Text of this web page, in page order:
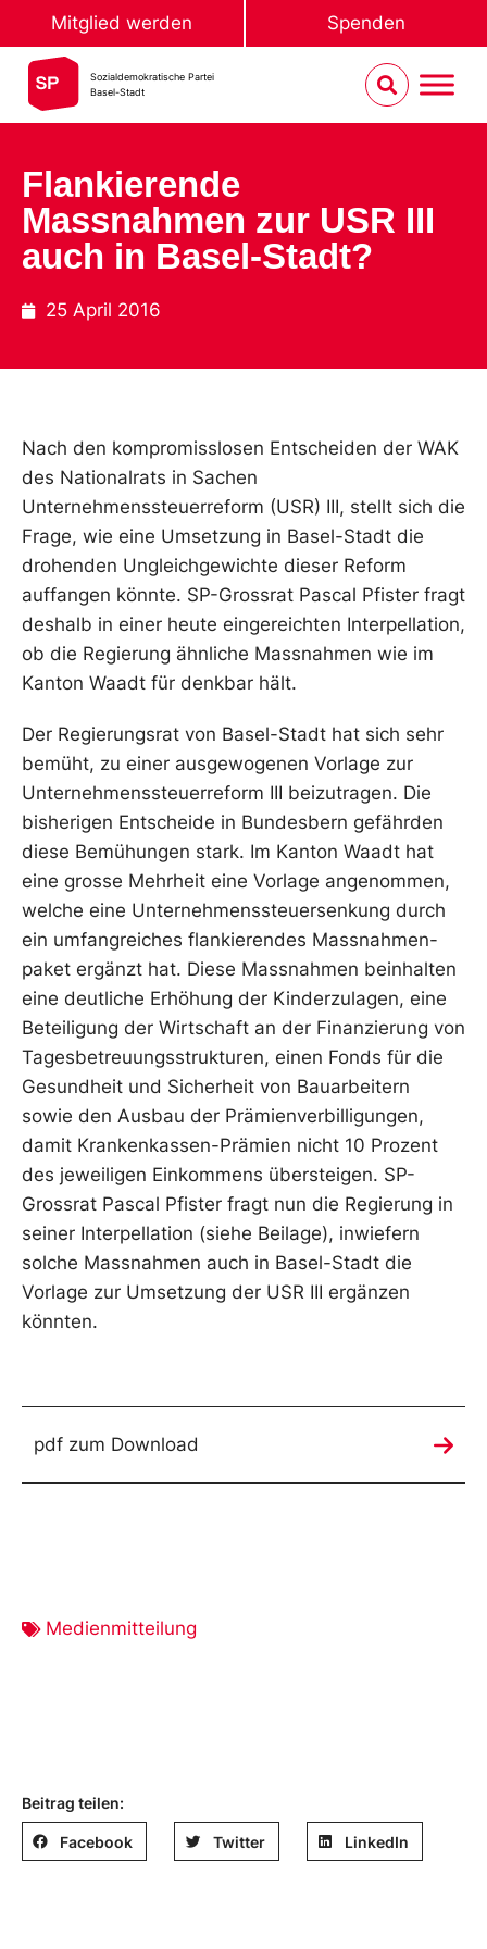
Mitglied werden Spenden
Sozialdemokratische Partei
Basel-Stadt
Flankierende
Massnahmen zur USR III
auch in Basel-Stadt?
25 April 2016
Nach den kompromisslosen Entscheiden der WAK
des Nationalrats in Sachen
Unternehmenssteuerreform (USR) III, stellt sich die
Frage, wie eine Umsetzung in Basel-Stadt die
drohenden Ungleichgewichte dieser Reform
auffangen könnte. SP-Grossrat Pascal Pfister fragt
deshalb in einer heute eingereichten Interpellation,
ob die Regierung ähnliche Massnahmen wie im
Kanton Waadt für denkbar hält.
Der Regierungsrat von Basel-Stadt hat sich sehr
bemüht, zu einer ausgewogenen Vorlage zur
Unternehmenssteuerreform III beizutragen. Die
bisherigen Entscheide in Bundesbern gefährden
diese Bemühungen stark. Im Kanton Waadt hat
eine grosse Mehrheit eine Vorlage angenommen,
welche eine Unternehmenssteuersenkung durch
ein umfangreiches flankierendes Massnahmen-
paket ergänzt hat. Diese Massnahmen beinhalten
eine deutliche Erhöhung der Kinderzulagen, eine
Beteiligung der Wirtschaft an der Finanzierung von
Tagesbetreuungsstrukturen, einen Fonds für die
Gesundheit und Sicherheit von Bauarbeitern
sowie den Ausbau der Prämienverbilligungen,
damit Krankenkassen-Prämien nicht 10 Prozent
des jeweiligen Einkommens übersteigen. SP-
Grossrat Pascal Pfister fragt nun die Regierung in
seiner Interpellation (siehe Beilage), inwiefern
solche Massnahmen auch in Basel-Stadt die
Vorlage zur Umsetzung der USR III ergänzen
könnten.
pdf zum Download
Medienmitteilung
Beitrag teilen:
Facebook Twitter LinkedIn